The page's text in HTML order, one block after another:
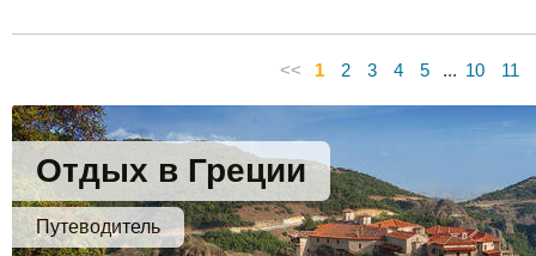
<< 1 2 3 4 5 ... 10 11
Отдых в Греции
Путеводитель